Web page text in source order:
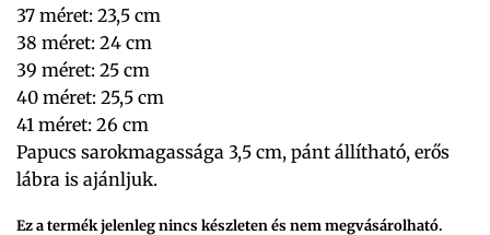
37 méret: 23,5 cm
38 méret: 24 cm
39 méret: 25 cm
40 méret: 25,5 cm
41 méret: 26 cm
Papucs sarokmagassága 3,5 cm, pánt állítható, erős
lábra is ajánljuk.
Ez a termék jelenleg nincs készleten és nem megvásárolható.